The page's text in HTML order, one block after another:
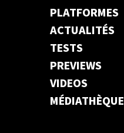
PLATFORMES
ACTUALITÉS
TESTS
PREVIEWS
VIDEOS
MÉDIATHÈQUE